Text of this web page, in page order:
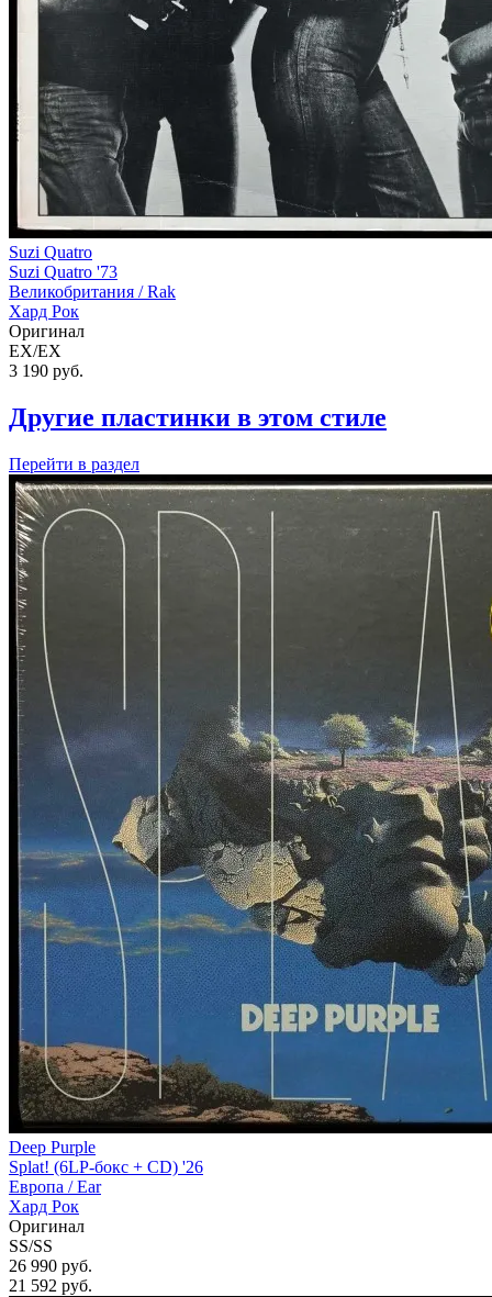
Suzi Quatro
Suzi Quatro '73
Великобритания /Rak
Хард Рок
Оригинал
EX/EX
3 190 руб.
Другие пластинки в этом стиле
Перейти в раздел
Deep Purple
Splat! (6LP-бокс + CD) '26
Европа /Ear
Хард Рок
Оригинал
SS/SS
26 990 руб.
21 592 руб.